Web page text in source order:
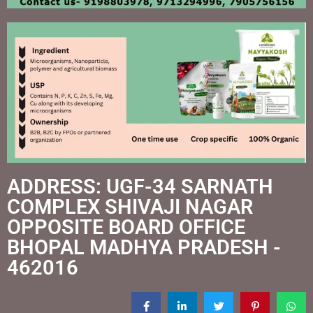
ADDRESS: UGF-34 SARNATH
COMPLEX SHIVAJI NAGAR
OPPOSITE BOARD OFFICE
BHOPAL MADHYA PRADESH -
462016